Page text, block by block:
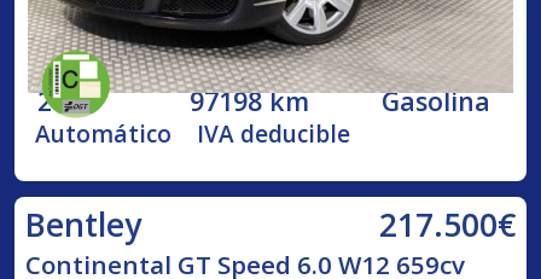
2005 97198 km Gasolina
Automático IVA deducible
Bentley 217.500€
Continental GT Speed 6.0 W12 659cv